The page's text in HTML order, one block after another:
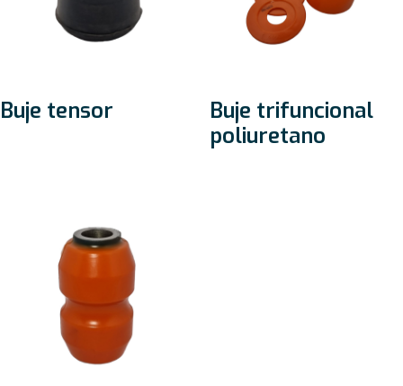
Buje tensor
Buje trifuncional
poliuretano